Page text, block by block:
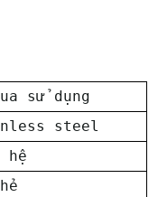
sử dụng
steel